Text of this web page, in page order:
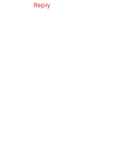
Reply